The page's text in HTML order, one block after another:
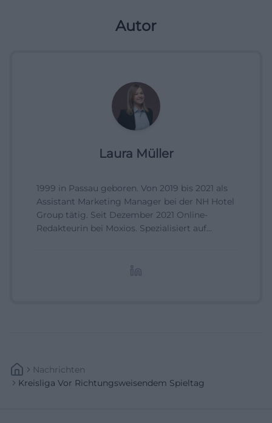
Autor
Laura Müller
1999 in Passau geboren. Von 2019 bis 2021 als
Assistant Marketing Manager bei der NH Hotel
Group tätig. Seit Dezember 2021 Online-
Redakteurin bei Moxios. Spezialisiert auf
Nachrichten
Kreisliga Vor Richtungsweisendem Spieltag